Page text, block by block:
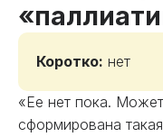
Коротко: нет
«Ее нет пока.
сформирована